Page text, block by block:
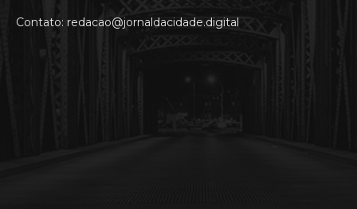
Contato: redacao@jornaldacidade.digital